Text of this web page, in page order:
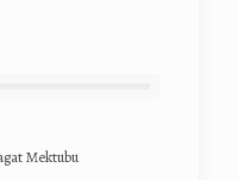
Mektubu